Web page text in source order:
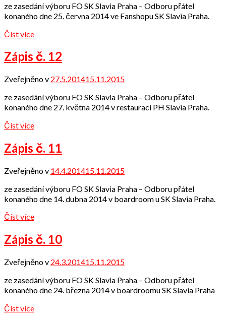
ze zasedání výboru FO SK Slavia Praha – Odboru přátel
konaného dne 25. června 2014 ve Fanshopu SK Slavia Praha.
Číst více
Zápis č. 12
Zveřejněno v 27.5.201415.11.2015
ze zasedání výboru FO SK Slavia Praha – Odboru přátel
konaného dne 27. května 2014 v restauraci PH Slavia Praha.
Číst více
Zápis č. 11
Zveřejněno v 14.4.201415.11.2015
ze zasedání výboru FO SK Slavia Praha – Odboru přátel
konaného dne 14. dubna 2014 v boardroom u SK Slavia Praha.
Číst více
Zápis č. 10
Zveřejněno v 24.3.201415.11.2015
ze zasedání výboru FO SK Slavia Praha – Odboru přátel
konaného dne 24. března 2014 v boardroomu SK Slavia Praha
Číst více